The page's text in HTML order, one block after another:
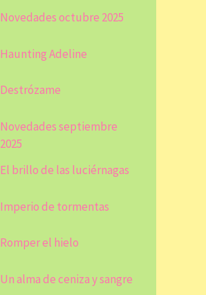
Novedades octubre 2025
Haunting Adeline
Destrózame
Novedades septiembre
2025
El brillo de las luciérnagas
Imperio de tormentas
Romper el hielo
Un alma de ceniza y sangre